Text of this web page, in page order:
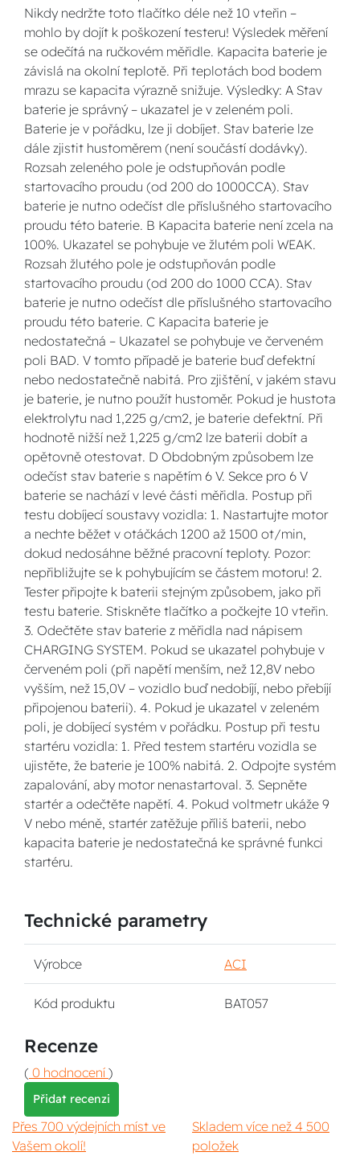
Nikdy nedržte toto tlačítko déle než 10 vteřin –
mohlo by dojít k poškození testeru! Výsledek měření
se odečítá na ručkovém měřidle. Kapacita baterie je
závislá na okolní teplotě. Při teplotách bod bodem
mrazu se kapacita výrazně snižuje. Výsledky: A Stav
baterie je správný – ukazatel je v zeleném poli.
Baterie je v pořádku, lze ji dobíjet. Stav baterie lze
dále zjistit hustoměrem (není součástí dodávky).
Rozsah zeleného pole je odstupňován podle
startovacího proudu (od 200 do 1000CCA). Stav
baterie je nutno odečíst dle příslušného startovacího
proudu této baterie. B Kapacita baterie není zcela na
100%. Ukazatel se pohybuje ve žlutém poli WEAK.
Rozsah žlutého pole je odstupňován podle
startovacího proudu (od 200 do 1000 CCA). Stav
baterie je nutno odečíst dle příslušného startovacího
proudu této baterie. C Kapacita baterie je
nedostatečná – Ukazatel se pohybuje ve červeném
poli BAD. V tomto případě je baterie buď defektní
nebo nedostatečně nabitá. Pro zjištění, v jakém stavu
je baterie, je nutno použít hustoměr. Pokud je hustota
elektrolytu nad 1,225 g/cm2, je baterie defektní. Při
hodnotě nižší než 1,225 g/cm2 lze baterii dobít a
opětovně otestovat. D Obdobným způsobem lze
odečíst stav baterie s napětím 6 V. Sekce pro 6 V
baterie se nachází v levé části měřidla. Postup při
testu dobíjecí soustavy vozidla: 1. Nastartujte motor
a nechte běžet v otáčkách 1200 až 1500 ot/min,
dokud nedosáhne běžné pracovní teploty. Pozor:
nepřibližujte se k pohybujícím se částem motoru! 2.
Tester připojte k baterii stejným způsobem, jako při
testu baterie. Stiskněte tlačítko a počkejte 10 vteřin.
3. Odečtěte stav baterie z měřidla nad nápisem
CHARGING SYSTEM. Pokud se ukazatel pohybuje v
červeném poli (při napětí menším, než 12,8V nebo
vyšším, než 15,0V – vozidlo buď nedobíjí, nebo přebíjí
připojenou baterii). 4. Pokud je ukazatel v zeleném
poli, je dobíjecí systém v pořádku. Postup při testu
startéru vozidla: 1. Před testem startéru vozidla se
ujistěte, že baterie je 100% nabitá. 2. Odpojte systém
zapalování, aby motor nenastartoval. 3. Sepněte
startér a odečtěte napětí. 4. Pokud voltmetr ukáže 9
V nebo méně, startér zatěžuje příliš baterii, nebo
kapacita baterie je nedostatečná ke správné funkci
startéru.
Technické parametry
Výrobce ACI
Kód produktu BAT057
Recenze
( 0 hodnocení )
Přidat recenzi
Přes 700 výdejních míst ve
Vašem okolí!
Skladem více než 4 500
položek